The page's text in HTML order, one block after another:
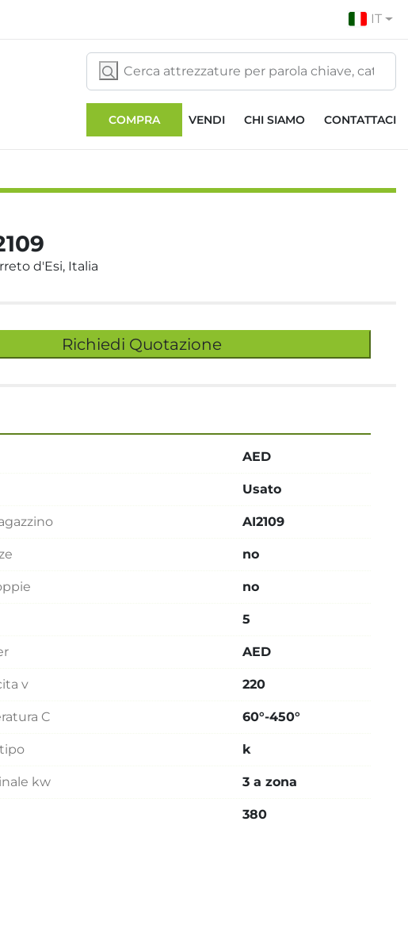
IT
COMPRA VENDI CHI SIAMO CONTATTACI
d'Esi, Italia
Richiedi Quotazione
AED
Usato
AI2109
no
no
5
AED
v 220
C 60°-450°
k
kw 3 a zona
380